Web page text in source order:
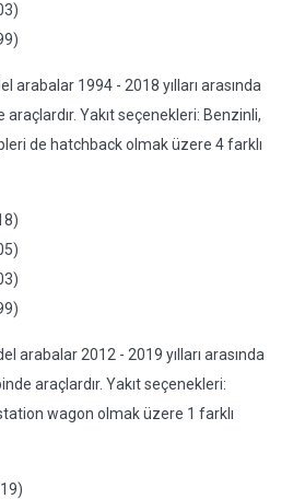
arabalar 1994 - 2018 yılları arasında
Yakıt seçenekleri: Benzinli,
de hatchback olmak üzere 4 farklı
arabalar 2012 - 2019 yılları arasında
araçlardır. Yakıt seçenekleri:
wagon olmak üzere 1 farklı